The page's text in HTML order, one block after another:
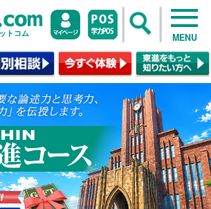
トコム MENU